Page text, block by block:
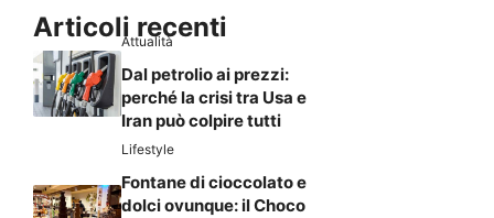
Articoli recenti
Attualità
Dal petrolio ai prezzi:
perché la crisi tra Usa e
Iran può colpire tutti
Lifestyle
Fontane di cioccolato e
dolci ovunque: il Choco